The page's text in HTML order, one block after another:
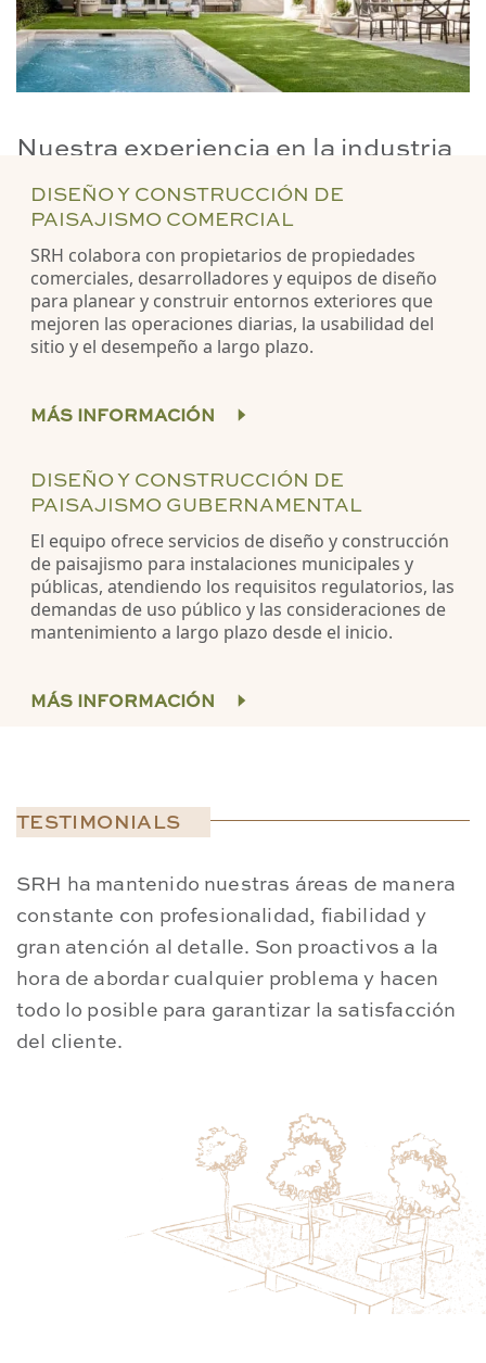
Nuestra experiencia en la industria
DISEÑO Y CONSTRUCCIÓN DE
PAISAJISMO COMERCIAL
SRH colabora con propietarios de propiedades
comerciales, desarrolladores y equipos de diseño
para planear y construir entornos exteriores que
mejoren las operaciones diarias, la usabilidad del
sitio y el desempeño a largo plazo.
MÁS INFORMACIÓN
DISEÑO Y CONSTRUCCIÓN DE
PAISAJISMO GUBERNAMENTAL
El equipo ofrece servicios de diseño y construcción
de paisajismo para instalaciones municipales y
públicas, atendiendo los requisitos regulatorios, las
demandas de uso público y las consideraciones de
mantenimiento a largo plazo desde el inicio.
MÁS INFORMACIÓN
TESTIMONIALS
SRH ha mantenido nuestras áreas de manera
constante con profesionalidad, fiabilidad y
gran atención al detalle. Son proactivos a la
hora de abordar cualquier problema y hacen
todo lo posible para garantizar la satisfacción
del cliente.